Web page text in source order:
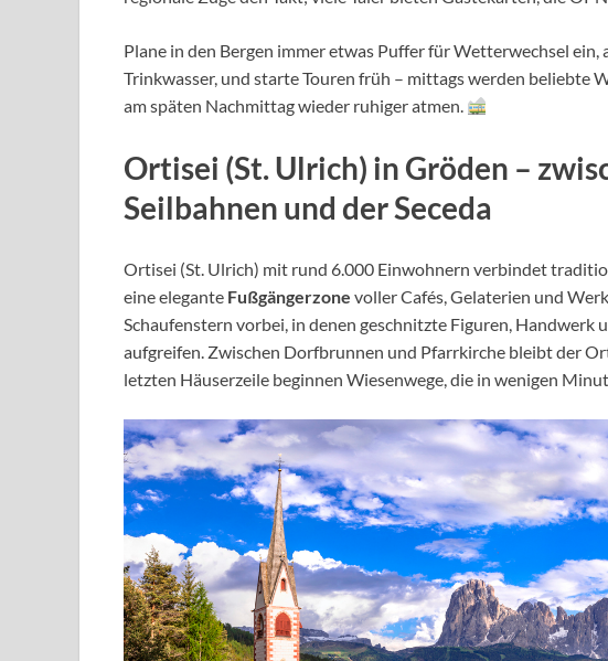
Plane in den Bergen immer etwas Puffer für Wetterwechsel
Trinkwasser, und starte Touren früh – mittags werden beliebte
am späten Nachmittag wieder ruhiger atmen.
Ortisei (St. Ulrich) in Gröden –
Seilbahnen und der Seceda
Ortisei (St. Ulrich) mit rund 6.000 Einwohnern verbindet
eine elegante Fußgängerzone voller Cafés, Gelaterien und
Schaufenstern vorbei, in denen geschnitzte Figuren,
aufgreifen. Zwischen Dorfbrunnen und Pfarrkirche bleibt der
letzten Häuserzeile beginnen Wiesenwege, die in wenigen